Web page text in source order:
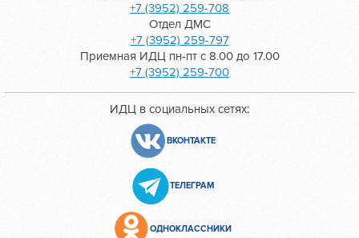
+7 (3952) 259-708
Отдел ДМС
+7 (3952) 259-797
Приемная ИДЦ пн-пт с 8.00 до 17.00
+7 (3952) 259-700
ИДЦ в социальных сетях:
ВКОНТАКТЕ
ТЕЛЕГРАМ
ОДНОКЛАССНИКИ